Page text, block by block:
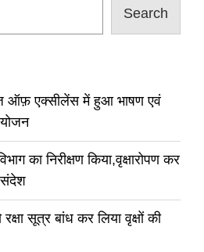
Search
ऑफ़ एक्सीलेंस में हुआ भाषण एवं
का निरीक्षण किया,वृक्षारोपण कर
संदेश
रक्षा सूत्र बांध कर लिया वृक्षों की